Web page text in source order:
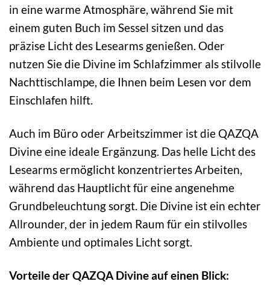
in eine warme Atmosphäre, während Sie mit
einem guten Buch im Sessel sitzen und das
präzise Licht des Lesearms genießen. Oder
nutzen Sie die Divine im Schlafzimmer als stilvolle
Nachttischlampe, die Ihnen beim Lesen vor dem
Einschlafen hilft.
Auch im Büro oder Arbeitszimmer ist die QAZQA
Divine eine ideale Ergänzung. Das helle Licht des
Lesearms ermöglicht konzentriertes Arbeiten,
während das Hauptlicht für eine angenehme
Grundbeleuchtung sorgt. Die Divine ist ein echter
Allrounder, der in jedem Raum für ein stilvolles
Ambiente und optimales Licht sorgt.
Vorteile der QAZQA Divine auf einen Blick: